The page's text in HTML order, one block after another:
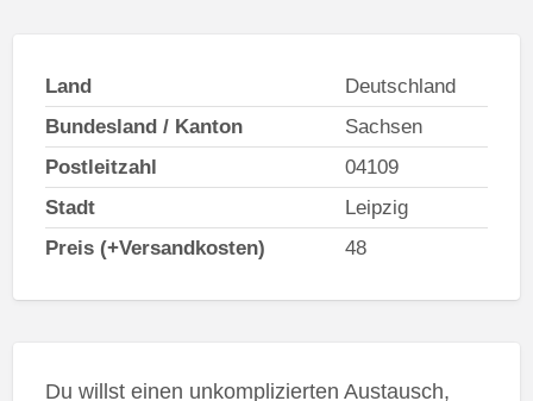
Land
Deutschland
Bundesland / Kanton
Sachsen
Postleitzahl
04109
Stadt
Leipzig
Preis (+Versandkosten)
48
Du willst einen unkomplizierten Austausch,